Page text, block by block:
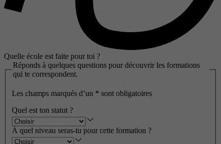
Quelle école est faite pour toi ?
Réponds à quelques questions pour découvrir les formations
qui te correspondent.
Les champs marqués d’un * sont obligatoires
Quel est ton statut ?
À quel niveau seras-tu pour cette formation ?